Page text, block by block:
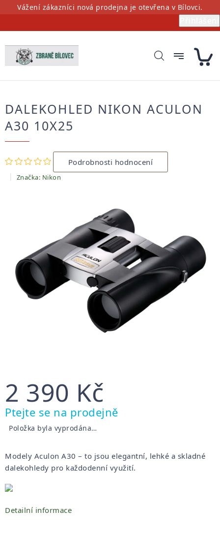
PřejítVážení zákazníci nová prodejna je otevřena v Bílovci.
DALEKOHLED NIKON ACULON
A30 10X25
Průměrné
hodnocení
produktu
je
Podrobnosti hodnocení
Značka: Nikon
2 390 Kč
Měrná
cena:
Ptejte se na prodejně
Položka byla vyprodána…
Modely Aculon A30 – to jsou elegantní, lehké a skladné
dalekohledy pro každodenní využití.
Detailní informace